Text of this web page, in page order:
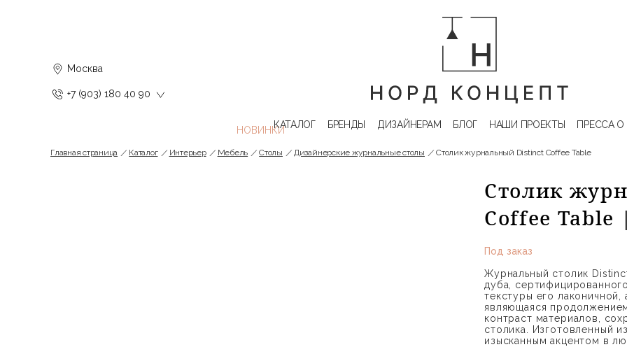
Москва
+7 (903) 180 40 90
КАТАЛОГ БРЕНДЫ ДИЗАЙНЕРАМ БЛОГ НАШИ ПРОЕКТЫ ПРЕССА О
Главная страница Каталог Интерьер Мебель Cтолы Дизайнерские журнальные столы Столик журнальный Distinct Coffee Table
Столик
Coffee Table
Под заказ
Журнальный столик
дуба,
текстуры его
являющаяся
контраст материалов,
столика. Изготовленный
изысканным акцентом в